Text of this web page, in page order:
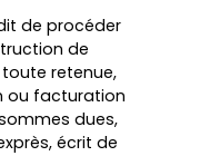
de procéder
de
retenue,
ou facturation
dues,
écrit de